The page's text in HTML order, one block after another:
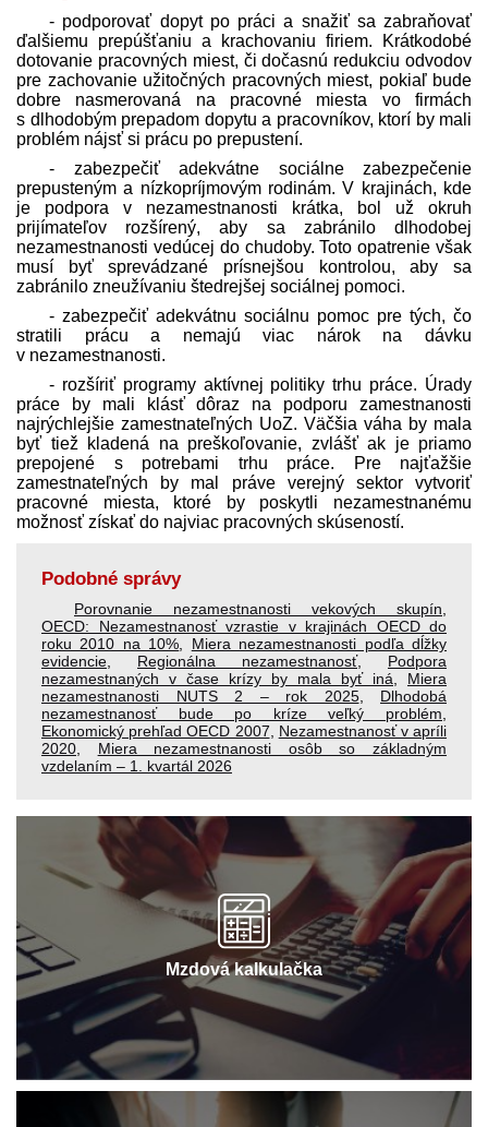
- podporovať dopyt po práci a snažiť sa zabraňovať
ďalšiemu prepúšťaniu a krachovaniu firiem. Krátkodobé
dotovanie pracovných miest, či dočasnú redukciu odvodov
pre zachovanie užitočných pracovných miest, pokiaľ bude
dobre nasmerovaná na pracovné miesta vo firmách
s dlhodobým prepadom dopytu a pracovníkov, ktorí by mali
problém nájsť si prácu po prepustení.
- zabezpečiť adekvátne sociálne zabezpečenie
prepusteným a nízkopríjmovým rodinám. V krajinách, kde
je podpora v nezamestnanosti krátka, bol už okruh
prijímateľov rozšírený, aby sa zabránilo dlhodobej
nezamestnanosti vedúcej do chudoby. Toto opatrenie však
musí byť sprevádzané prísnejšou kontrolou, aby sa
zabránilo zneužívaniu štedrejšej sociálnej pomoci.
- zabezpečiť adekvátnu sociálnu pomoc pre tých, čo
stratili prácu a nemajú viac nárok na dávku
v nezamestnanosti.
- rozšíriť programy aktívnej politiky trhu práce. Úrady
práce by mali klásť dôraz na podporu zamestnanosti
najrýchlejšie zamestnateľných UoZ. Väčšia váha by mala
byť tiež kladená na preškoľovanie, zvlášť ak je priamo
prepojené s potrebami trhu práce. Pre najťažšie
zamestnateľných by mal práve verejný sektor vytvoriť
pracovné miesta, ktoré by poskytli nezamestnanému
možnosť získať do najviac pracovných skúseností.
Podobné správy
Porovnanie nezamestnanosti vekových skupín
OECD: Nezamestnanosť vzrastie v krajinách OECD do
roku 2010 na 10%
Miera nezamestnanosti podľa dĺžky
evidencie
Regionálna nezamestnanosť, Podpora
nezamestnaných v čase krízy by mala byť iná
Miera
nezamestnanosti NUTS 2 – rok 2025, Dlhodobá
nezamestnanosť bude po kríze veľký problém
Ekonomický prehľad OECD 2007
Nezamestnanosť v apríli
2020
Miera nezamestnanosti osôb so základným
vzdelaním – 1. kvartál 2026
Mzdová kalkulačka